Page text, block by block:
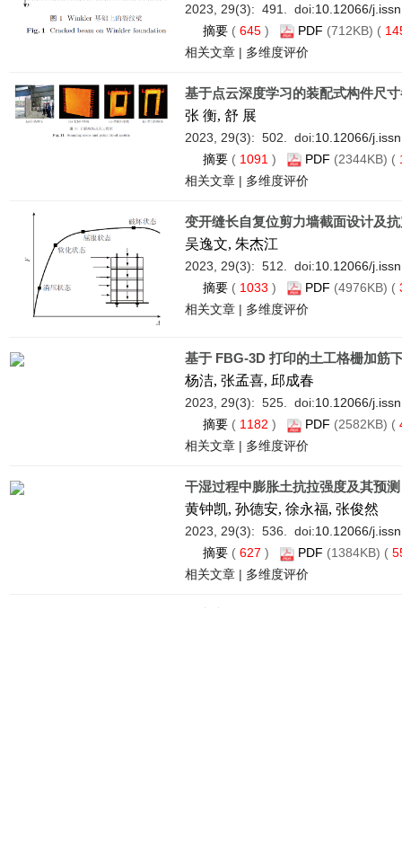
2023, 29(3): 491. doi:10.12066/
摘要( 645) PDF (712KB) (
相关文章| 多维度评价
基于点云深度学习的装配式构件尺
张 衡, 舒 展
2023, 29(3): 502. doi:10.12066/
摘要( 1091 ) PDF (2344KB) (
相关文章| 多维度评价
变开缝长自复位剪力墙截面设计及
吴逸文, 朱杰江
2023, 29(3): 512. doi:10.12066/
摘要( 1033 ) PDF (4976KB) (
相关文章| 多维度评价
基于 FBG-3D 打印的土工格栅加筋
杨洁, 张孟喜, 邱成春
2023, 29(3): 525. doi:10.12066/
摘要( 1182 ) PDF (2582KB) (
相关文章| 多维度评价
干湿过程中膨胀土抗拉强度及其预测
黄钟凯, 孙德安, 徐永福, 张俊然
2023, 29(3): 536. doi:10.12066/
摘要( 627 ) PDF (1384KB) (
相关文章| 多维度评价